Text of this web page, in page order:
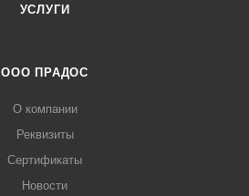
УСЛУГИ
ООО ПРАДОС
О компании
Реквизиты
Сертификаты
Новости